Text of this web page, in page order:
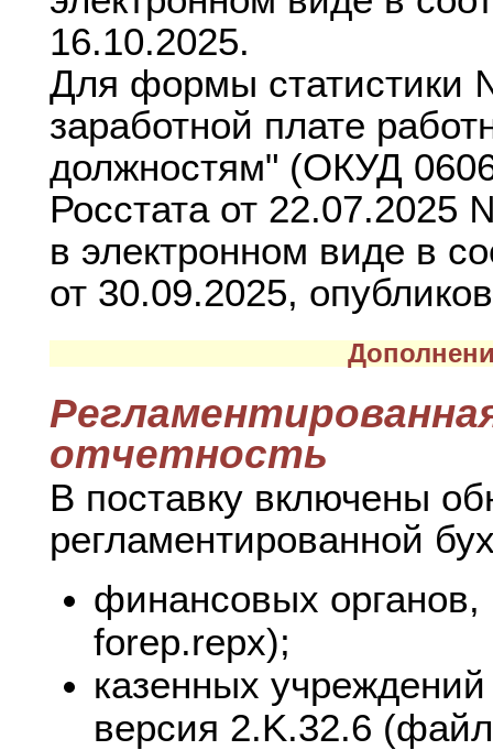
16.10.2025.
Для формы статистики
заработной плате
должностям" (ОКУД
Росстата от 22.07.2025
в электронном виде в
от 30.09.2025,
отчетность
В поставку включены
регламентированной
финансовых
forep.repx);
казенных
версия 2.K.32.6